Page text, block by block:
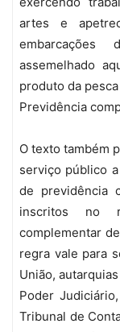
artes e
assemelhado
produto da
Previdência
O texto também
serviço público
de previdência
inscritos no
complementar
regra vale para
União,
Poder
Tribunal de